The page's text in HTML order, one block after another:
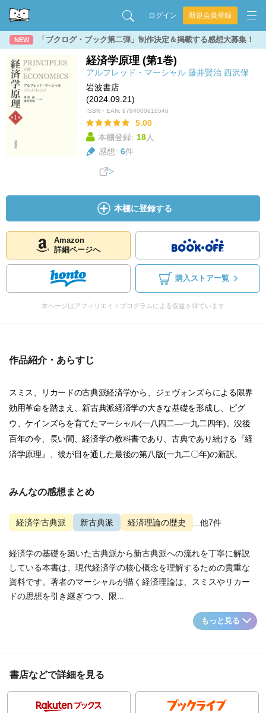
ログイン 新規会員登録
NEW 「ブクログ・ブック第二弾」制作決定＆掲載する感想大募集！
経済学原理 (第1巻)
アルフレッド・マーシャル 藤井賢治 西沢保
岩波書店
(2024.09.21)
ISBN・EAN: 9784000616546
5.00
本棚登録: 18人
感想: 6件
本棚に登録する
Amazon
詳細ページへ
購入ストア一覧
本ページはアフィリエイトプログラムによる収益を得ています
作品紹介・あらすじ
スミス、リカードの古典派経済学から、ジェヴォンズらによる限界
効用革命を踏まえ、新古典派経済学の大きな基礎を形成し、ピグ
ウ、ケインズらを育てたマーシャル(一八四二―一九二四年)。没後
百年の今、長い間、経済学の教科書であり、古典であり続ける『経
済学原理』、彼が目を通した最後の第八版(一九二〇年)の新訳。
みんなの感想まとめ
経済学古典派 新古典派 経済理論の歴史 ...他7件
経済学の基礎を築いた古典派から新古典派への流れを丁寧に解説
している本書は、現代経済学の核心概念を理解するための貴重な
資料です。著者のマーシャルが描く経済理論は、スミスやリカー
ドの思想を引き継ぎつつ、限...
もっと見る
書店などで詳細を見る